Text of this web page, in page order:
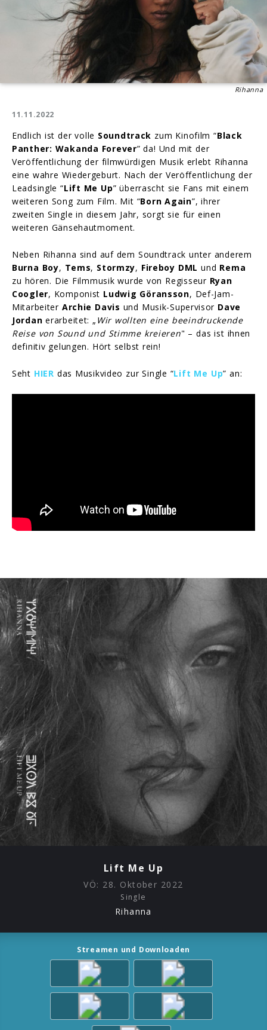
Rihanna
11.11.2022
Endlich ist der volle Soundtrack zum Kinofilm “Black
Panther: Wakanda Forever” da! Und mit der
Veröffentlichung der filmwürdigen Musik erlebt Rihanna
eine wahre Wiedergeburt. Nach der Veröffentlichung der
Leadsingle “Lift Me Up” überrascht sie Fans mit einem
weiteren Song zum Film. Mit “Born Again”, ihrer
zweiten Single in diesem Jahr, sorgt sie für einen
weiteren Gänsehautmoment.
Neben Rihanna sind auf dem Soundtrack unter anderem
Burna Boy, Tems, Stormzy, Fireboy DML und Rema
zu hören. Die Filmmusik wurde von Regisseur Ryan
Coogler, Komponist Ludwig Göransson, Def-Jam-
Mitarbeiter Archie Davis und Musik-Supervisor Dave
Jordan erarbeitet: „ Wir wollten eine beeindruckende
Reise von Sound und Stimme kreieren" – das ist ihnen
definitiv gelungen. Hört selbst rein!
Seht HIER das Musikvideo zur Single “Lift Me Up” an:
Lift Me Up
VÖ: 28. Oktober 2022
Single
Rihanna
Streamen und Downloaden